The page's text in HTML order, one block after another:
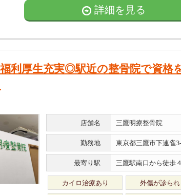
詳細を見る
利厚生充実◎駅近の整骨院で資格
店舗名 三鷹明療整骨院
勤務地 東京都三鷹市下連雀
最寄り駅 三鷹駅南口から徒歩
カイロ治療あり 外傷が診ら